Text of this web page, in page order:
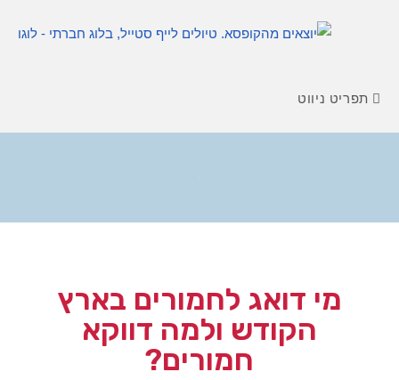
תפריט ניווט
מי דואג לחמורים בארץ
הקודש ולמה דווקא
חמורים?